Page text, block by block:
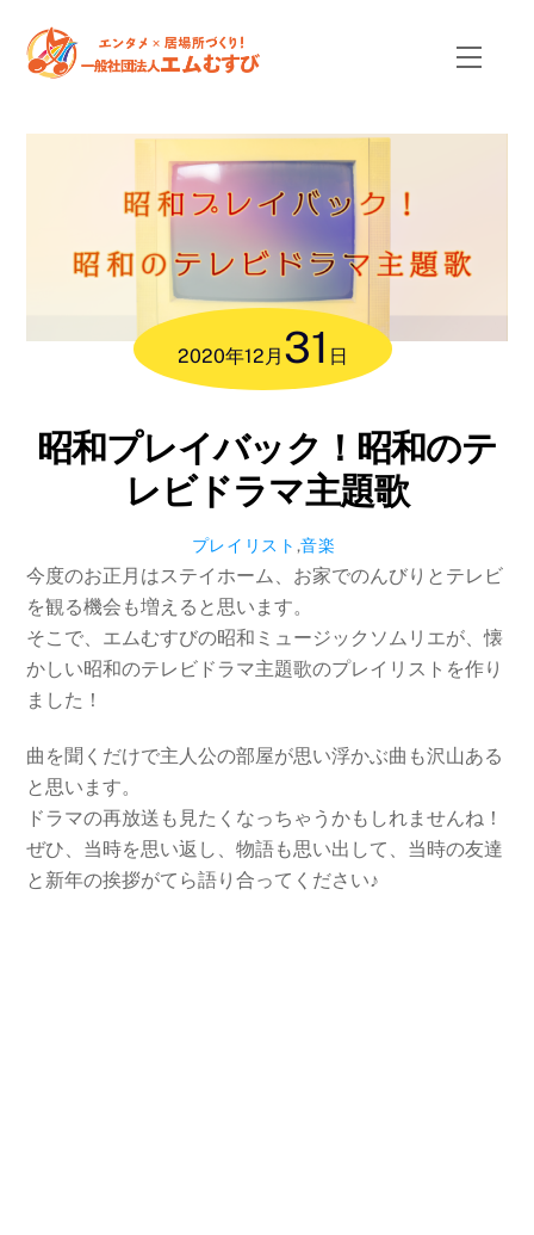
content
Menu
2020年12月 31 日
昭和プレイバック！昭和のテ
レビドラマ主題歌
プレイリスト ,音楽
今度のお正月はステイホーム、お家でのんびりとテレビ
を観る機会も増えると思います。
そこで、エムむすびの昭和ミュージックソムリエが、懐
かしい昭和のテレビドラマ主題歌のプレイリストを作り
ました！
曲を聞くだけで主人公の部屋が思い浮かぶ曲も沢山ある
と思います。
ドラマの再放送も見たくなっちゃうかもしれませんね！
ぜひ、当時を思い返し、物語も思い出して、当時の友達
と新年の挨拶がてら語り合ってください♪